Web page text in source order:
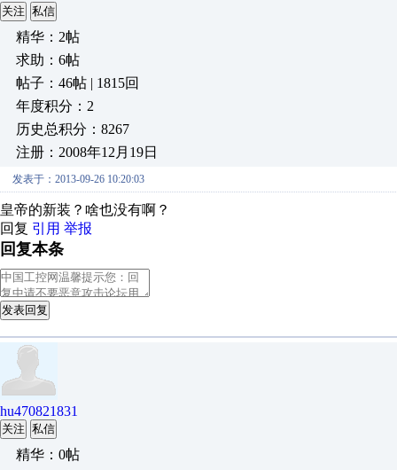
关注 私信
精华：2帖
求助：6帖
帖子：46帖 | 1815回
年度积分：2
历史总积分：8267
注册：2008年12月19日
发表于：2013-09-26 10:20:03
皇帝的新装？啥也没有啊？
回复 引用 举报
回复本条
发表回复
hu470821831
关注 私信
精华：0帖